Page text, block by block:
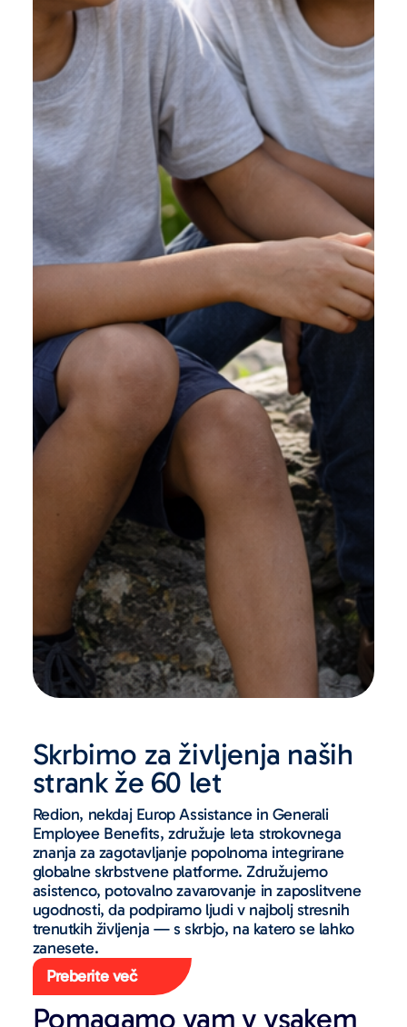
Skrbimo za življenja naših
strank že 60 let
Redion, nekdaj Europ Assistance in Generali
Employee Benefits, združuje leta strokovnega
znanja za zagotavljanje popolnoma integrirane
globalne skrbstvene platforme. Združujemo
asistenco, potovalno zavarovanje in zaposlitvene
ugodnosti, da podpiramo ljudi v najbolj stresnih
trenutkih življenja — s skrbjo, na katero se lahko
zanesete.
Preberite več
Pomagamo vam v vsakem